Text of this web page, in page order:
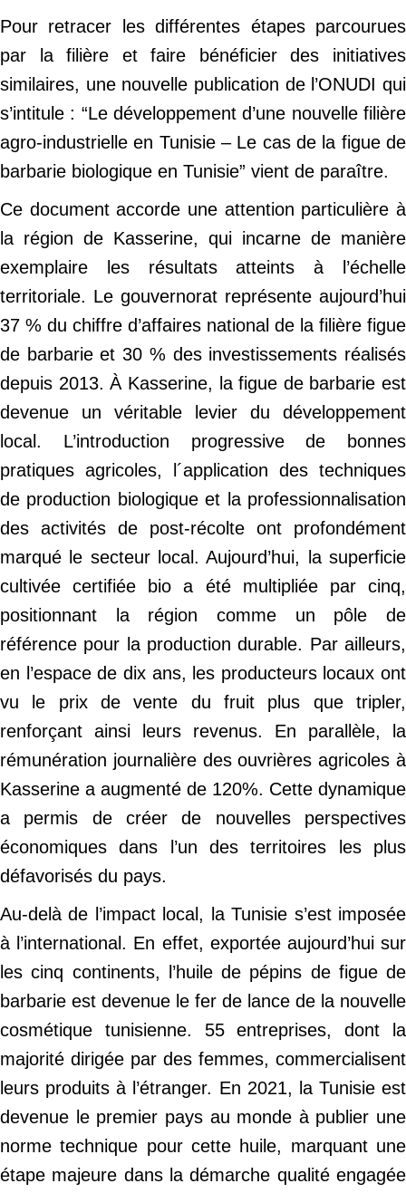
Pour retracer les différentes étapes parcourues
par la filière et faire bénéficier des initiatives
similaires, une nouvelle publication de l’ONUDI qui
s’intitule : “Le développement d’une nouvelle filière
agro-industrielle en Tunisie – Le cas de la figue de
barbarie biologique en Tunisie” vient de paraître.
Ce document accorde une attention particulière à
la région de Kasserine, qui incarne de manière
exemplaire les résultats atteints à l’échelle
territoriale. Le gouvernorat représente aujourd’hui
37 % du chiffre d’affaires national de la filière figue
de barbarie et 30 % des investissements réalisés
depuis 2013. À Kasserine, la figue de barbarie est
devenue un véritable levier du développement
local. L’introduction progressive de bonnes
pratiques agricoles, l´application des techniques
de production biologique et la professionnalisation
des activités de post-récolte ont profondément
marqué le secteur local. Aujourd’hui, la superficie
cultivée certifiée bio a été multipliée par cinq,
positionnant la région comme un pôle de
référence pour la production durable. Par ailleurs,
en l’espace de dix ans, les producteurs locaux ont
vu le prix de vente du fruit plus que tripler,
renforçant ainsi leurs revenus. En parallèle, la
rémunération journalière des ouvrières agricoles à
Kasserine a augmenté de 120%. Cette dynamique
a permis de créer de nouvelles perspectives
économiques dans l’un des territoires les plus
défavorisés du pays.
Au-delà de l’impact local, la Tunisie s’est imposée
à l’international. En effet, exportée aujourd’hui sur
les cinq continents, l’huile de pépins de figue de
barbarie est devenue le fer de lance de la nouvelle
cosmétique tunisienne. 55 entreprises, dont la
majorité dirigée par des femmes, commercialisent
leurs produits à l’étranger. En 2021, la Tunisie est
devenue le premier pays au monde à publier une
norme technique pour cette huile, marquant une
étape majeure dans la démarche qualité engagée